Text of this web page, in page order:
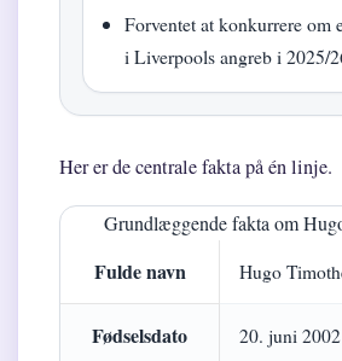
Forventet at konkurrere om
i Liverpools angreb i 2025/
Her er de centrale fakta på én linje.
Grundlæggende fakta om
Fulde navn Hugo
Fødselsdato 20. juni 2002